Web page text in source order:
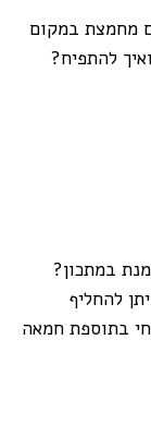
מחמצת במקום
להתפיח?
במתכון?
להחליף
בתוספת חמאה